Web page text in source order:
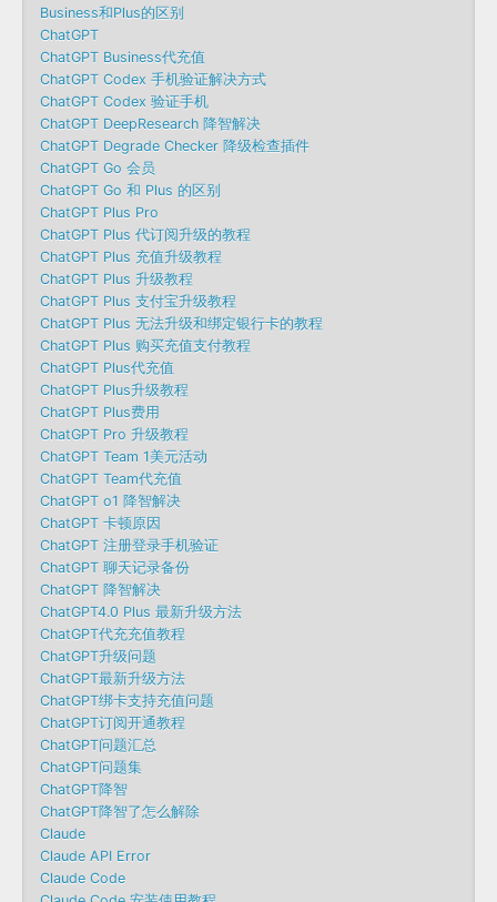
Business和Plus的区别
ChatGPT
ChatGPT Business代充值
ChatGPT Codex 手机验证解决方式
ChatGPT Codex 验证手机
ChatGPT DeepResearch 降智解决
ChatGPT Degrade Checker 降级检查插件
ChatGPT Go 会员
ChatGPT Go 和 Plus 的区别
ChatGPT Plus Pro
ChatGPT Plus 代订阅升级的教程
ChatGPT Plus 充值升级教程
ChatGPT Plus 升级教程
ChatGPT Plus 支付宝升级教程
ChatGPT Plus 无法升级和绑定银行卡的教程
ChatGPT Plus 购买充值支付教程
ChatGPT Plus代充值
ChatGPT Plus升级教程
ChatGPT Plus费用
ChatGPT Pro 升级教程
ChatGPT Team 1美元活动
ChatGPT Team代充值
ChatGPT o1 降智解决
ChatGPT 卡顿原因
ChatGPT 注册登录手机验证
ChatGPT 聊天记录备份
ChatGPT 降智解决
ChatGPT4.0 Plus 最新升级方法
ChatGPT代充充值教程
ChatGPT升级问题
ChatGPT最新升级方法
ChatGPT绑卡支持充值问题
ChatGPT订阅开通教程
ChatGPT问题汇总
ChatGPT问题集
ChatGPT降智
ChatGPT降智了怎么解除
Claude
Claude API Error
Claude Code